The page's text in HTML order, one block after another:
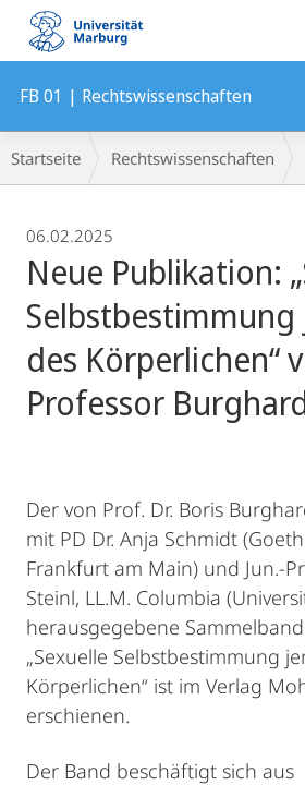
Mobile-
Navigation
FB 01 | Rechtswissenschaften
Breadcrumb-
Navigation
Startseite Rechtswissenschaften
06.02.2025
Neue Publikation:
Selbstbestimmung
des Körperlichen“
Professor
Der von Prof. Dr. Boris
mit PD Dr. Anja Schmidt
Frankfurt am Main) und Jun.-
Steinl, LL.M. Columbia
herausgegebene
„Sexuelle Selbstbestimmung
Körperlichen“ ist im Verlag
erschienen.
Der Band beschäftigt sich aus